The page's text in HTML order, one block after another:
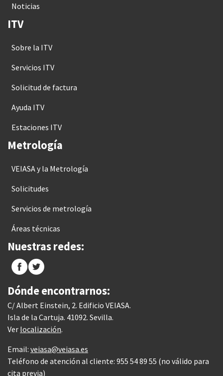
Noticias
ITV
Sobre la ITV
Servicios ITV
Solicitud de factura
Ayuda ITV
Estaciones ITV
Metrología
VEIASA y la Metrología
Solicitudes
Servicios de metrología
Áreas técnicas
Nuestras redes:
Dónde encontrarnos:
C/ Albert Einstein, 2. Edificio VEIASA.
Isla de la Cartuja. 41092. Sevilla.
Ver localización.
Email: veiasa@veiasa.es
Teléfono de atención al cliente: 955 54 89 55 (no válido para
cita previa)